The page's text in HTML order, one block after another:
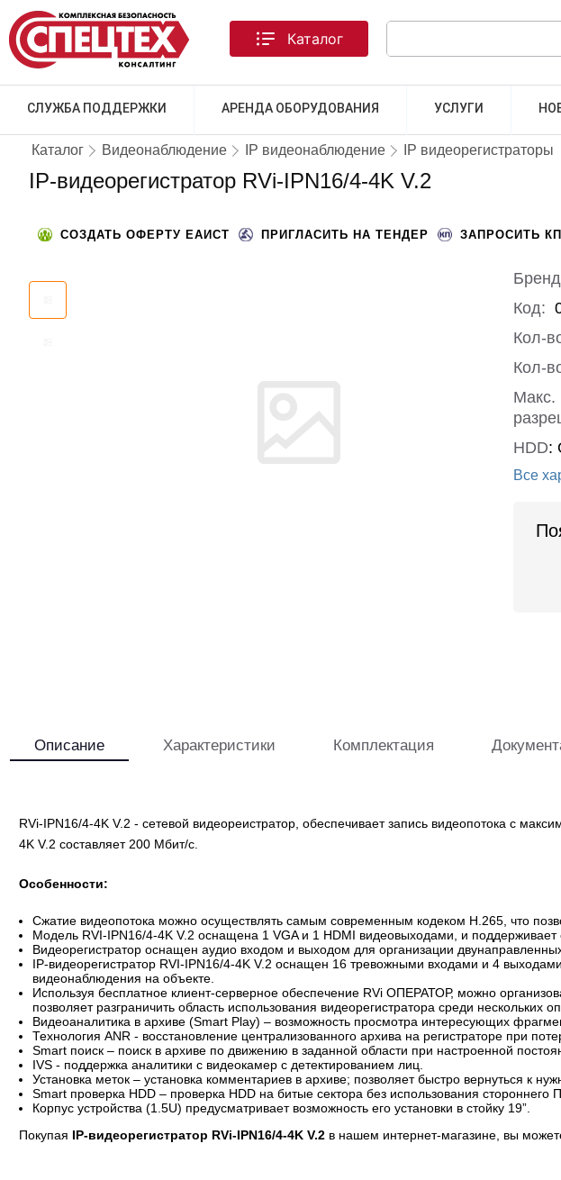
СЛУЖБА ПОДДЕРЖКИ АРЕНДА ОБОРУДОВАНИЯ УСЛУГИ
Каталог
Каталог Видеонаблюдение IP видеонаблюдение IP видеорегистраторы
IP-видеорегистратор RVi-IPN16/4-4K V.2
СОЗДАТЬ ОФЕРТУ ЕАИСТ ПРИГЛАСИТЬ НА ТЕНДЕР ЗАПРОСИТЬ КП
Код:
Кол-
Кол-
Макс.
HDD:
Все
Описание
RVi-IPN16/4-4K V.2 - сетевой видеореистратор, обеспечивает запись видеопотока с
4K V.2 составляет 200 Мбит/с.
Особенности:
Сжатие видеопотока можно осуществлять самым современным кодеком H.265, что
Модель RVI-IPN16/4-4K V.2 оснащена 1 VGA и 1 HDMI видеовыходами, и поддерживает
Видеорегистратор оснащен аудио входом и выходом для организации
IP-видеорегистратор RVI-IPN16/4-4K V.2 оснащен 16 тревожными входами и 4
видеонаблюдения на объекте.
Используя бесплатное клиент-серверное обеспечение RVi ОПЕРАТОР, можно
позволяет разграничить область использования видеорегистратора среди нескольких
Видеоаналитика в архиве (Smart Play) – возможность просмотра интересующих
Технология ANR - восстановление централизованного архива на регистраторе при
Smart поиск – поиск в архиве по движению в заданной области при настроенной
IVS - поддержка аналитики с видеокамер с детектированием лиц.
Установка меток – установка комментариев в архиве; позволяет быстро вернуться к
Smart проверка HDD – проверка HDD на битые сектора без использования
Корпус устройства (1.5U) предусматривает возможность его установки в стойку 19”.
Покупая IP-видеорегистратор RVi-IPN16/4-4K V.2 в нашем интернет-магазине, вы
Характеристики Комплектация